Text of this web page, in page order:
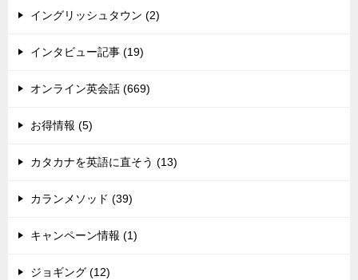
イングリッシュタウン (2)
インタビュー記事 (19)
オンライン英会話 (669)
お得情報 (5)
カタカナを英語に直そう (13)
カランメソッド (39)
キャンペーン情報 (1)
ジョギング (12)